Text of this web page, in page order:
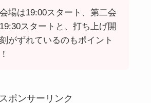
場は19:00スタート、第二会
スタートと、打ち上げ開
がずれているのもポイント
スポンサーリンク